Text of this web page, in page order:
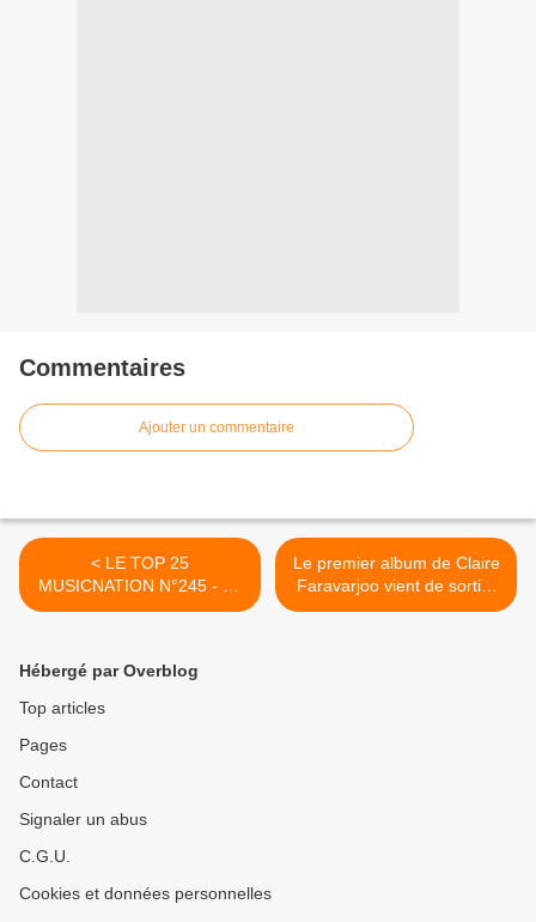
Commentaires
Ajouter un commentaire
< LE TOP 25
MUSICNATION N°245 - 16
FEVRIER 2020
Le premier album de Claire
Faravarjoo vient de sortir !
>
Hébergé par Overblog
Top articles
Pages
Contact
Signaler un abus
C.G.U.
Cookies et données personnelles